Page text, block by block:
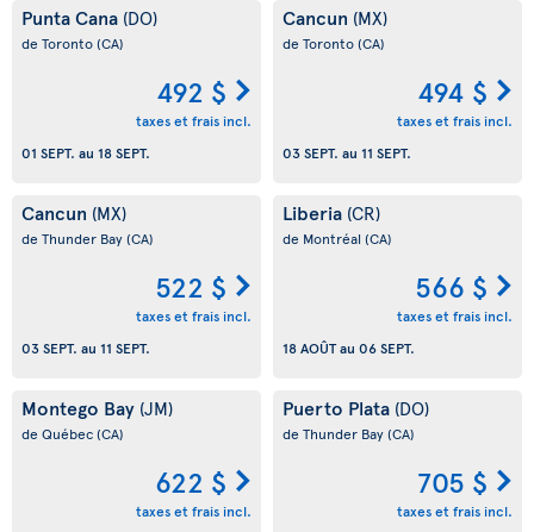
Punta Cana (DO)
de Toronto(CA)
492 $
taxes et frais incl.
01 SEPT. au 18 SEPT.
Cancun (MX)
de Toronto(CA)
494 $
taxes et frais incl.
03 SEPT. au 11 SEPT.
Cancun (MX)
de Thunder Bay(CA)
522 $
taxes et frais incl.
03 SEPT. au 11 SEPT.
Liberia (CR)
de Montréal (CA)
566 $
taxes et frais incl.
18 AOÛTau 06 SEPT.
Montego Bay (JM)
de Québec(CA)
622 $
taxes et frais incl.
Puerto Plata (DO)
de Thunder Bay(CA)
705 $
taxes et frais incl.